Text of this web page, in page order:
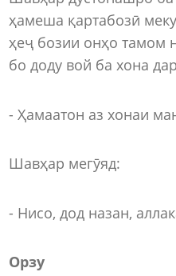
ҳамеша қартабозӣ
ҳеҷ бозии онҳо тамом
бо доду вой ба хона
- Ҳамаатон аз хонаи
Шавҳар мегӯяд:
- Нисо, дод назан,
Орзу